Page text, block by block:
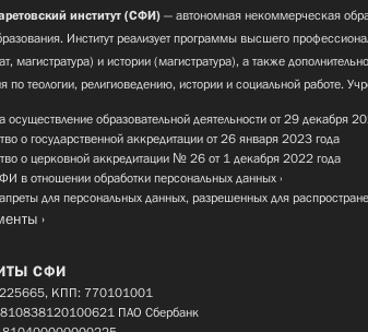
институт (СФИ) — автономная некоммерческая
Институт реализует программы высшего
магистратура) и истории (магистратура), а также
по теологии, религиоведению, истории и социальной работе.
осуществление образовательной деятельности от 29 декабря
о государственной аккредитации от 26 января 2023 года
о церковной аккредитации № 26 от 1 декабря 2022 года
в отношении обработки персональных данных
для персональных данных, разрешенных для
СФИ
КПП: 770101001
ПАО Сбербанк